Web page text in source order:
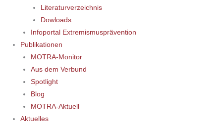
Literaturverzeichnis
Dowloads
Infoportal Extremismusprävention
Publikationen
MOTRA-Monitor
Aus dem Verbund
Spotlight
Blog
MOTRA-Aktuell
Aktuelles